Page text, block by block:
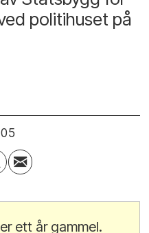
politihuset på
ett år gammel.